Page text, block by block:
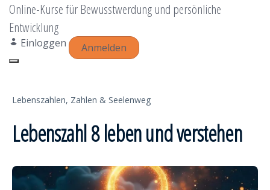
Online-Kurse für Bewusstwerdung und persönliche
Entwicklung
Einloggen
Anmelden
Toggle navigation
Lebenszahlen, Zahlen & Seelenweg
Lebenszahl 8 leben und verstehen